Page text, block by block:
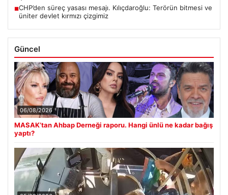
■CHP’den süreç yasası mesajı. Kılıçdaroğlu: Terörün bitmesi ve
üniter devlet kırmızı çizgimiz
Güncel
06/08/2026
MASAK’tan Ahbap Derneği raporu. Hangi ünlü ne kadar bağış
yaptı?